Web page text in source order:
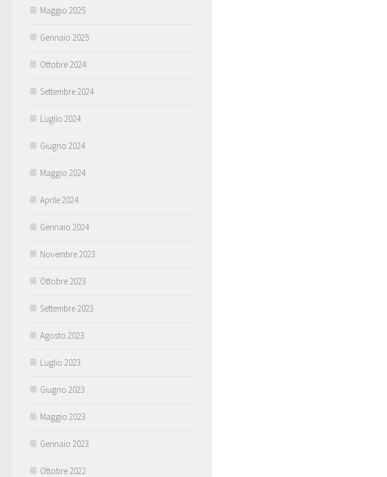
Maggio 2025
Gennaio 2025
Ottobre 2024
Settembre 2024
Luglio 2024
Giugno 2024
Maggio 2024
Aprile 2024
Gennaio 2024
Novembre 2023
Ottobre 2023
Settembre 2023
Agosto 2023
Luglio 2023
Giugno 2023
Maggio 2023
Gennaio 2023
Ottobre 2022